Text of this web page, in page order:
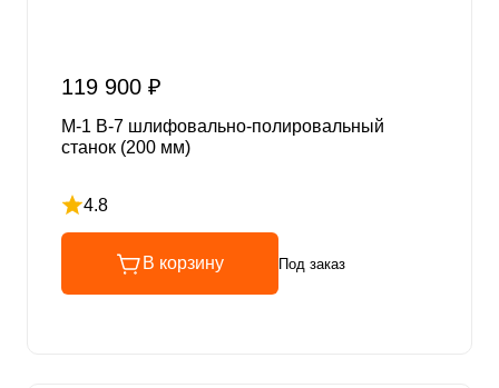
119 900 ₽
M-1 В-7 шлифовально-полировальный
станок (200 мм)
4.8
Рейтинг 4.8 из 5
В корзину Под заказ